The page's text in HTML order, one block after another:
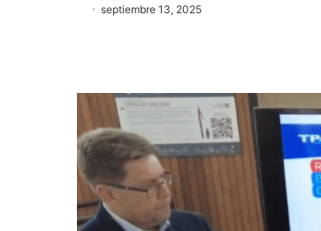
septiembre 13, 2025